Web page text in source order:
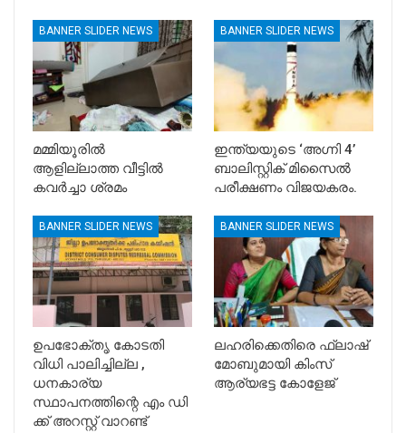
BANNER SLIDER NEWS
മമ്മിയൂരിൽ
ആളില്ലാത്ത വീട്ടിൽ
കവർച്ചാ ശ്രമം
BANNER SLIDER NEWS
ഇന്ത്യയുടെ ‘അഗ്നി 4’
ബാലിസ്റ്റിക് മിസൈൽ
പരീക്ഷണം വിജയകരം.
BANNER SLIDER NEWS
ഉപഭോക്തൃ കോടതി
വിധി പാലിച്ചില്ല ,
ധനകാര്യ
സ്ഥാപനത്തിന്റെ എം ഡി
ക്ക് അറസ്റ്റ് വാറണ്ട്
BANNER SLIDER NEWS
ലഹരിക്കെതിരെ ഫ്ലാഷ്
മോബുമായി കിംസ്
ആര്യഭട്ട കോളേജ്